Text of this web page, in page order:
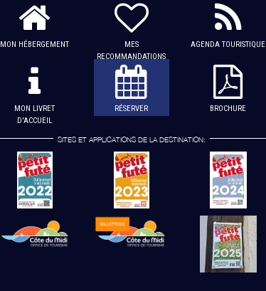
MON HÉBERGEMENT
MES
RECOMMANDATIONS
AGENDA TOURISTIQUE
MON LIVRET
D'ACCUEIL
RÉSERVER BROCHURE
SITES ET APPLICATIONS DE LA DESTINATION: